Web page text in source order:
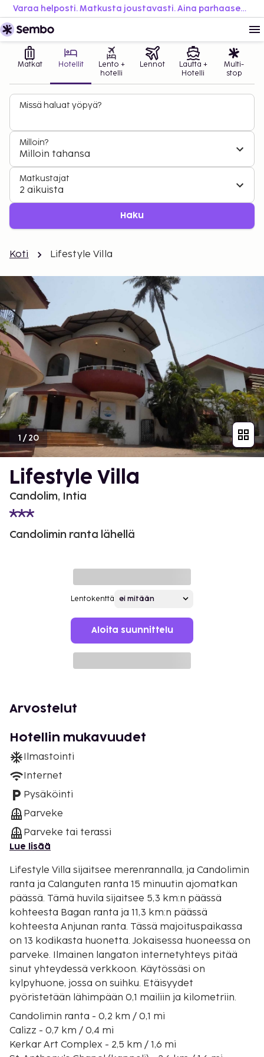
Varaa helposti. Matkusta joustavasti. Aina parhaaseen hintaan.
Matkat Hotellit
Lento +
hotelli
Lennot
Lautta +
Hotelli
Multi-
stop
Missä haluat yöpyä?
Milloin?
Milloin tahansa
Matkustajat
2 aikuista
Haku
Koti Lifestyle Villa
1 /20
Lifestyle Villa
Candolim, Intia
Candolimin ranta lähellä
Lentokenttä
Aloita suunnittelu
Arvostelut
Hotellin mukavuudet
Ilmastointi
Internet
Pysäköinti
Parveke
Parveke tai terassi
Lue lisää
Lifestyle Villa sijaitsee merenrannalla, ja Candolimin
ranta ja Calanguten ranta 15 minuutin ajomatkan
päässä. Tämä huvila sijaitsee 5,3 km:n päässä
kohteesta Bagan ranta ja 11,3 km:n päässä
kohteesta Anjunan ranta. Tässä majoituspaikassa
on 13 kodikasta huonetta. Jokaisessa huoneessa on
parveke. Ilmainen langaton internetyhteys pitää
sinut yhteydessä verkkoon. Käytössäsi on
kylpyhuone, jossa on suihku. Etäisyydet
pyöristetään lähimpään 0,1 mailiin ja kilometriin.
Candolimin ranta - 0,2 km / 0,1 mi
Calizz - 0,7 km / 0,4 mi
Kerkar Art Complex - 2,5 km / 1,6 mi